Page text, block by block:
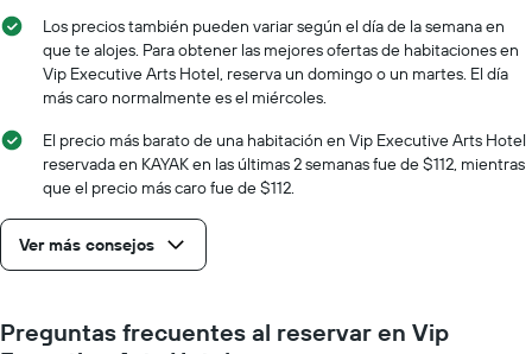
una
habitación
gráfico
muestra
eje
que
indica
cantidad
de
días
que
la
Los precios también pueden variar según el día de la semana en
que te alojes. Para obtener las mejores ofertas de habitaciones en
Vip Executive Arts Hotel, reserva un domingo o un martes. El día
más caro normalmente es el miércoles.
El precio más barato de una habitación en Vip Executive Arts Hotel
reservada en KAYAK en las últimas 2 semanas fue de $112, mientras
que el precio más caro fue de $112.
Ver más consejos
Preguntas frecuentes al reservar en Vip